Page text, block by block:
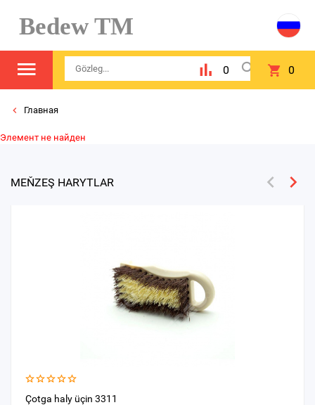
Bedew TM
0 0
Главная
Элемент не найден
MEŇZEŞ HARYTLAR
Çotga haly üçin 3311